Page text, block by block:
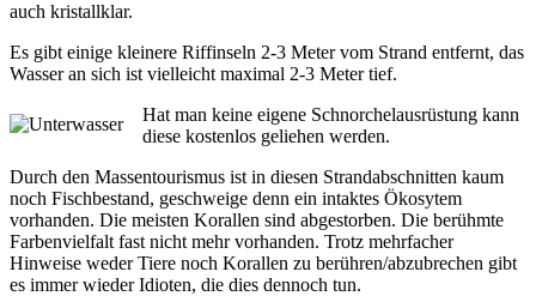
auch kristallklar.
Es gibt einige kleinere Riffinseln 2-3 Meter vom Strand entfernt, das
Wasser an sich ist vielleicht maximal 2-3 Meter tief.
Hat man keine eigene Schnorchelausrüstung kann
diese kostenlos geliehen werden.
Durch den Massentourismus ist in diesen Strandabschnitten kaum
noch Fischbestand, geschweige denn ein intaktes Ökosytem
vorhanden. Die meisten Korallen sind abgestorben. Die berühmte
Farbenvielfalt fast nicht mehr vorhanden. Trotz mehrfacher
Hinweise weder Tiere noch Korallen zu berühren/abzubrechen gibt
es immer wieder Idioten, die dies dennoch tun.